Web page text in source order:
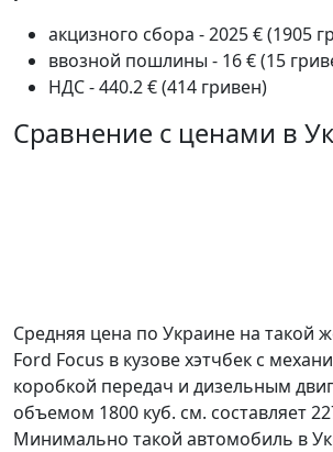
акцизного сбора - 2025 € (1905
ввозной пошлины - 16 € (15
НДС - 440.2 € (414 гривен)
Сравнение с ценами в
Средняя цена по Украине на такой
Ford Focus в кузове хэтчбек c
коробкой передач и дизельным
объемом 1800 куб. см. составляет
Минимально такой автомобиль в